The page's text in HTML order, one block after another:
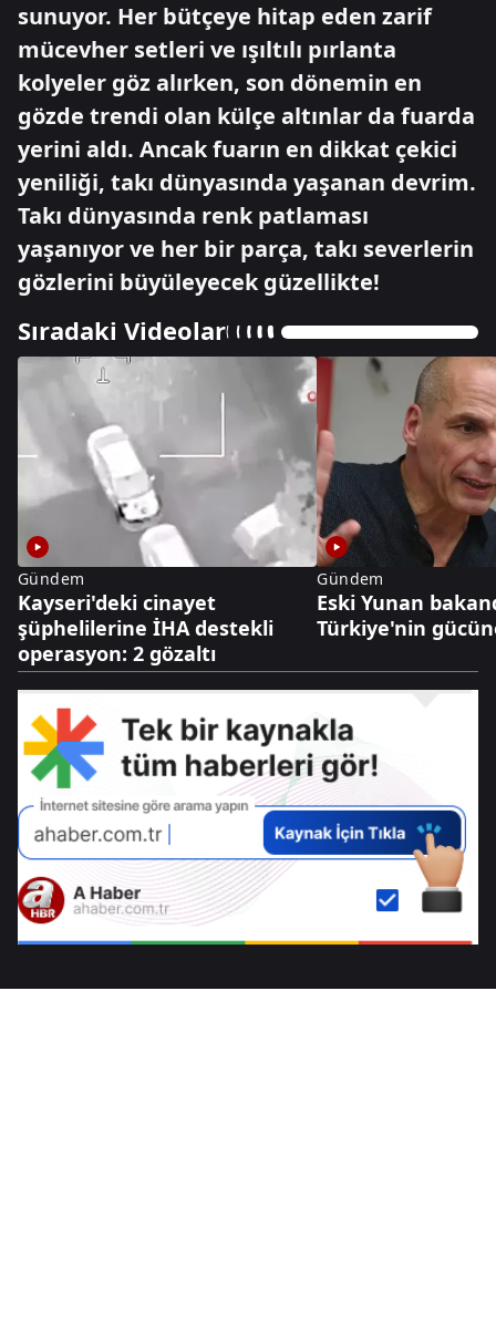
sunuyor. Her bütçeye hitap eden zarif
mücevher setleri ve ışıltılı pırlanta
kolyeler göz alırken, son dönemin en
gözde trendi olan külçe altınlar da fuarda
yerini aldı. Ancak fuarın en dikkat çekici
yeniliği, takı dünyasında yaşanan devrim.
Takı dünyasında renk patlaması
yaşanıyor ve her bir parça, takı severlerin
gözlerini büyüleyecek güzellikte!
Sıradaki Videolar
Gündem
Kayseri'deki cinayet
şüphelilerine İHA destekli
operasyon: 2 gözaltı
Gündem
Eski Yunan
Türkiye'nin